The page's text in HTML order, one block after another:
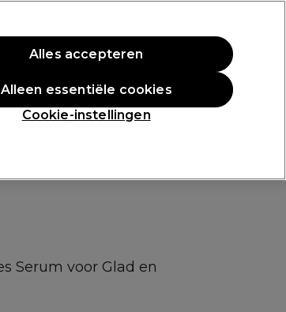
Aanmelden
Professionele Awards
Serum voor Glad en
Cookie-instellingen
Alleen essentiële cookies
Alles accepteren